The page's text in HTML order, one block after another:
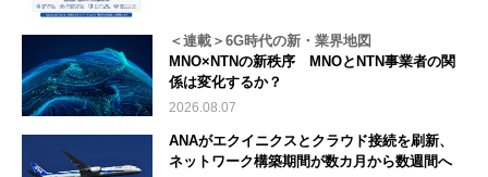
＜連載＞6G時代の新・業界地図
MNO×NTNの新秩序 MNOとNTN事業者の関
係は変化するか？
2026.08.07
ANAがエクイニクスとクラウド接続を刷新、
ネットワーク構築期間が数カ月から数週間へ